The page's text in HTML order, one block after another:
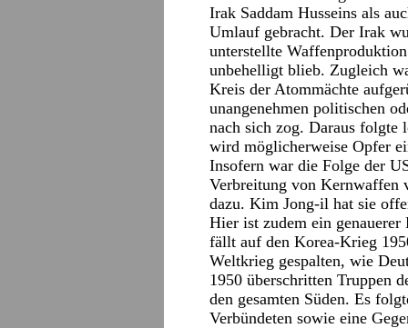
Irak Saddam Husseins als
Umlauf gebracht. Der Irak
unterstellte
unbehelligt blieb. Zugleich
Kreis der Atommächte
unangenehmen politischen
nach sich zog. Daraus
wird möglicherweise Opfer
Insofern war die Folge der
Verbreitung von Kernwaffen
dazu. Kim Jong-il hat sie
Hier ist zudem ein
fällt auf den Korea-Krieg
Weltkrieg gespalten, wie
1950 überschritten Truppen
den gesamten Süden. Es
Verbündeten sowie eine